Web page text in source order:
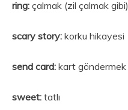
ring: çalmak (zil çalmak gibi)
scary story: korku hikayesi
send card: kart göndermek
sweet: tatlı